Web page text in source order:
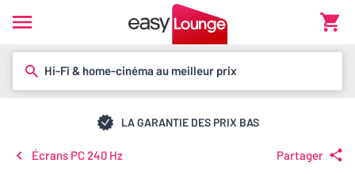
Hi-Fi & home-cinéma au meilleur prix
LA GARANTIE DES PRIX BAS
Écrans PC 240 Hz Partager